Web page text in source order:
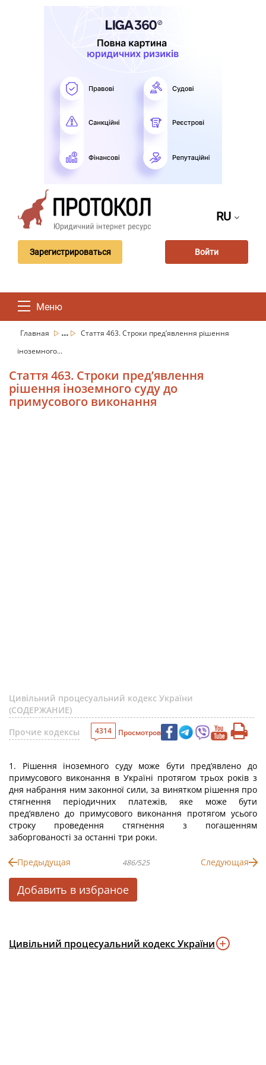
RU
Зарегистрироваться Войти
Меню
Главная ...
Стаття 463. Строки пред’явлення рішення
іноземного...
Стаття 463. Строки пред’явлення
рішення іноземного суду до
примусового виконання
Цивільний процесуальний кодекс України
(СОДЕРЖАНИЕ)
Прочие кодексы
4314 Просмотров
1. Рішення іноземного суду може бути пред’явлено до
примусового виконання в Україні протягом трьох років з
дня набрання ним законної сили, за винятком рішення про
стягнення періодичних платежів, яке може бути
пред’явлено до примусового виконання протягом усього
строку проведення стягнення з погашенням
заборгованості за останні три роки.
Предыдущая 486/525 Следующая
Добавить в избраное
Цивільний процесуальний кодекс України